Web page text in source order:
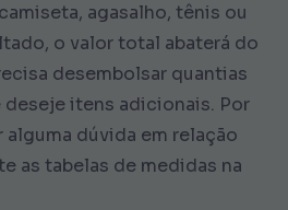
agasalho, tênis ou
o valor total abaterá do
desembolsar quantias
deseje itens adicionais. Por
dúvida em relação
as tabelas de medidas na